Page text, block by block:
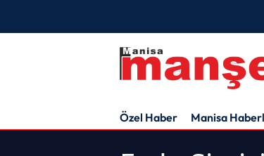
Özel Haber Manisa